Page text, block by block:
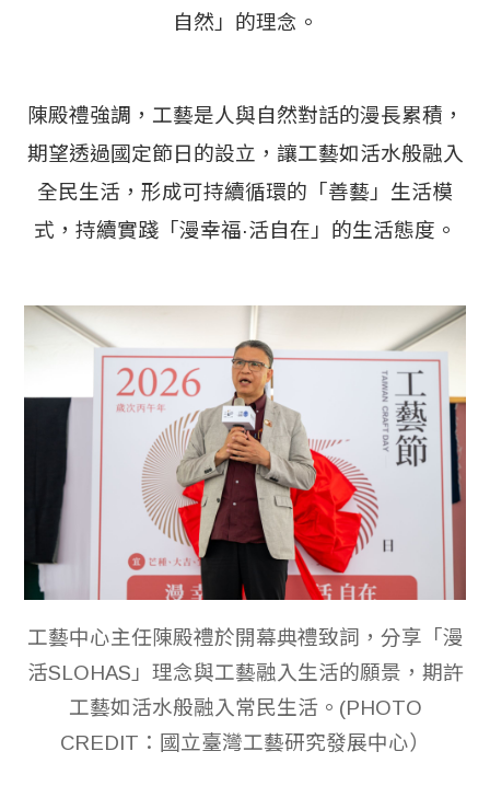
自然」的理念。
陳殿禮強調，工藝是人與自然對話的漫長累積，
期望透過國定節日的設立，讓工藝如活水般融入
全民生活，形成可持續循環的「善藝」生活模
式，持續實踐「漫幸福·活自在」的生活態度。
工藝中心主任陳殿禮於開幕典禮致詞，分享「漫
活SLOHAS」理念與工藝融入生活的願景，期許
工藝如活水般融入常民生活。(PHOTO
CREDIT：國立臺灣工藝研究發展中心）